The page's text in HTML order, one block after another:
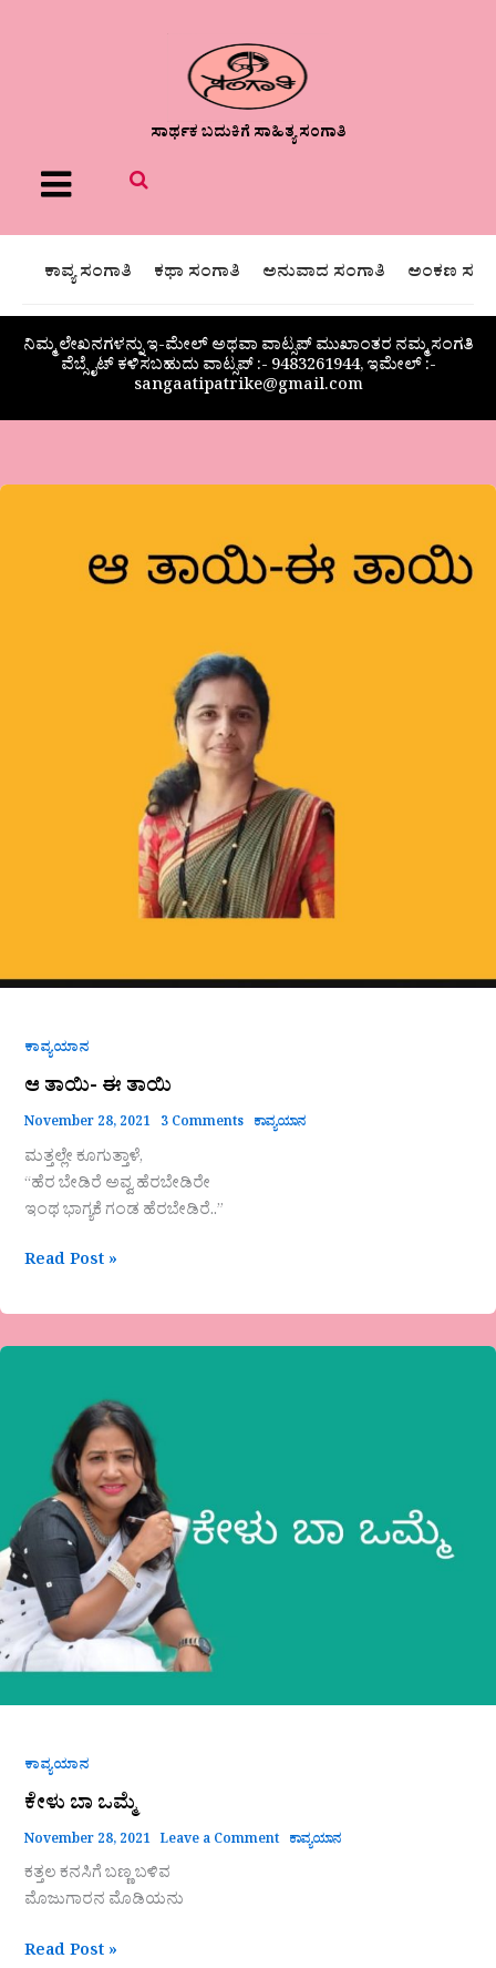
ಸಾರ್ಥಕ ಬದುಕಿಗೆ ಸಾಹಿತ್ಯ ಸಂಗಾತಿ
Menu
ಕಾವ್ಯ ಸಂಗಾತಿ ಕಥಾ ಸಂಗಾತಿ ಅನುವಾದ ಸಂಗಾತಿ ಅಂಕಣ
ನಿಮ್ಮ ಲೇಖನಗಳನ್ನು ಇ-ಮೇಲ್ ಅಥವಾ ವಾಟ್ಸಪ್ ಮುಖಾಂತರ ನಮ್ಮ ಸಂಗತಿ
ವೆಬ್ಸೈಟ್ ಕಳಿಸಬಹುದು ವಾಟ್ಸಪ್‌ :- 9483261944, ಇಮೇಲ್ :-
sangaatipatrike@gmail.com
ಕಾವ್ಯಯಾನ
ಆ ತಾಯಿ- ಈ ತಾಯಿ
November 28, 2021 3 Comments ಕಾವ್ಯಯಾನ
ಮತ್ತಲ್ಲೇ ಕೂಗುತ್ತಾಳೆ,
“ಹೆರ ಬೇಡಿರೆ ಅವ್ವ ಹೆರಬೇಡಿರೇ
ಇಂಥ ಭಾಗ್ಯಕೆ ಗಂಡ ಹೆರಬೇಡಿರೆ..”
Read Post »
ಕಾವ್ಯಯಾನ
ಕೇಳು ಬಾ ಒಮ್ಮೆ
November 28, 2021 Leave a Comment ಕಾವ್ಯಯಾನ
ಕತ್ತಲ ಕನಸಿಗೆ ಬಣ್ಣ ಬಳಿವ
ಮೊಜುಗಾರನ ಮೊಡಿಯನು
Read Post »